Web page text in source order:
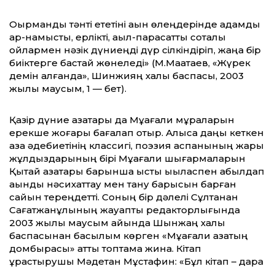
Оқырманды тәнті ететіні ақын өлеңдерінде адамдық
ар-намысты, ерлікті, ақыл-парасатты соқталы
ойлармен нәзік дүниеңді дүр сілкіндіріп, жаңа бір
биіктерге бастай жөнеледі» (М.Мақатаев, «Жүрек
демін алғанда», Шинжияң халық баспасы, 2003
жылы маусым, 1 — бет).
Қазір дүние қазақтары да Мұқағали мұраларын
ерекше жоғары бағалап отыр. Алысқа даңқы кеткен
қазақ әдебиетінің классигі, пoэзия аспанының жарық
жұлдыздарының бірі Мұқағали шығармаларын
Қытай қазақтары барынша ыстық ықыласпен қабылдап
ақынды нәсихаттау мен тану барысын барған
сайын тереңдетті. Соның бір дәлелі Сұлтанқан
Сағатжанұлының жауапты редакторлығында
2003 жылы маусым айында Шынжаң халық
баспасынан басылым көрген «Мұқағали қазақтың
домбырасы» атты топтама жинақ. Кітап
құрастырушы Мәдетқан Мұстафин: «Бұл кітап – дара